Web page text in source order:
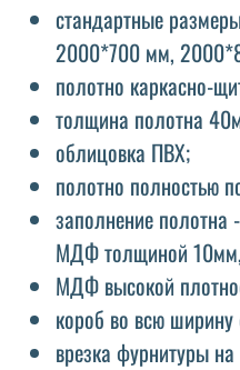
стандартные
2000*700 мм,
полотно каркасно-
толщина полотна
облицовка ПВХ;
полотно полностью
заполнение полотна
МДФ толщиной
МДФ высокой
короб во всю ширину
врезка фурнитуры